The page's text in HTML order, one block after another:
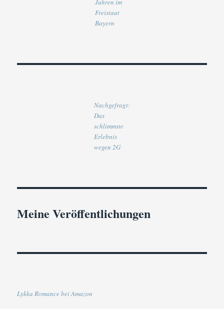
Jahren im
Freistaat
Bayern
Nachgefragt:
Das
schlimmste
Erlebnis
wegen 2G
Meine Veröffentlichungen
Lykka Romance bei Amazon